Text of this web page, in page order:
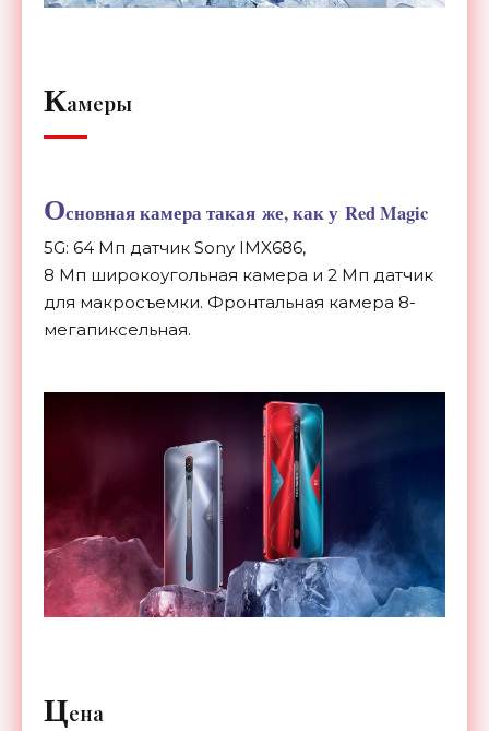
Камеры
Основная камера такая же, как у Red Magic
5G: 64 Мп датчик Sony IMX686,
8 Мп широкоугольная камера и 2 Мп датчик
для макросъемки. Фронтальная камера 8-
мегапиксельная.
Цена